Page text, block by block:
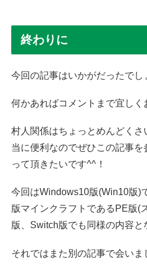
終わりに
今回の記事はいかがだったでし
何かあればコメントまで宜しく
村人関係はちょっとめんどく
当に便利なのでぜひこの記事
って頂きたいです^^！
今回はWindows10版(Win10版)
版マインクラフトであるPE版(
版、Switch版でも同様の内容と
それではまた別の記事で会いま